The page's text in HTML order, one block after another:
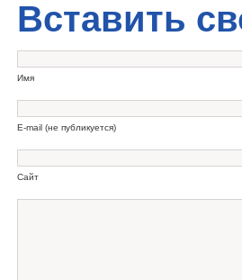
Вставить
Имя
E-mail (не публикуется)
Сайт